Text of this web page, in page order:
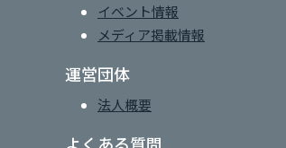
イベント情報
メディア掲載情報
運営団体
法人概要